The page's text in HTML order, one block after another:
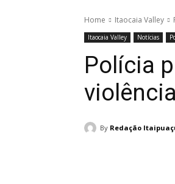
Home Itaocaia Valley
Itaocaia Valley Notícias
Polícia
By Redação